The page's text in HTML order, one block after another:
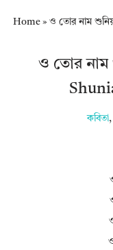
Home» ও তোর নাম
ও তোর নাম
কবিতা,